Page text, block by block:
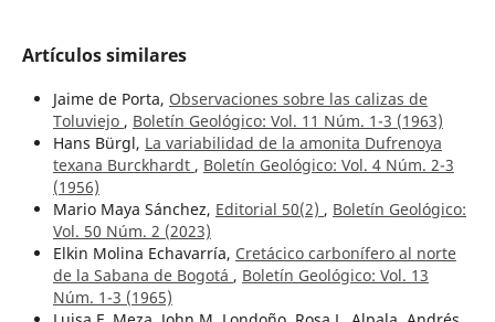
Artículos similares
Jaime de Porta, Observaciones sobre las calizas de
Toluviejo , Boletín Geológico: Vol. 11 Núm. 1-3 (1963)
Hans Bürgl, La variabilidad de la amonita Dufrenoya
texana Burckhardt , Boletín Geológico: Vol. 4 Núm. 2-3
(1956)
Mario Maya Sánchez, Editorial 50(2) , Boletín Geológico:
Vol. 50 Núm. 2 (2023)
Elkin Molina Echavarría, Cretácico carbonífero al norte
de la Sabana de Bogotá , Boletín Geológico: Vol. 13
Núm. 1-3 (1965)